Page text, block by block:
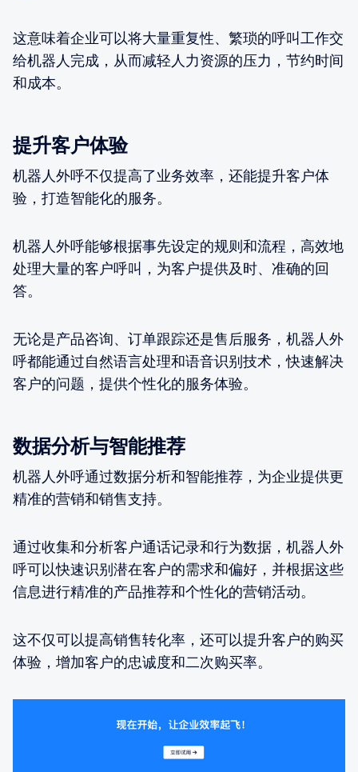
这意味着企业可以将大量重复性、繁琐的呼叫工作交
给机器人完成，从而减轻人力资源的压力，节约时间
和成本。
提升客户体验
机器人外呼不仅提高了业务效率，还能提升客户体
验，打造智能化的服务。
机器人外呼能够根据事先设定的规则和流程，高效地
处理大量的客户呼叫，为客户提供及时、准确的回
答。
无论是产品咨询、订单跟踪还是售后服务，机器人外
呼都能通过自然语言处理和语音识别技术，快速解决
客户的问题，提供个性化的服务体验。
数据分析与智能推荐
机器人外呼通过数据分析和智能推荐，为企业提供更
精准的营销和销售支持。
通过收集和分析客户通话记录和行为数据，机器人外
呼可以快速识别潜在客户的需求和偏好，并根据这些
信息进行精准的产品推荐和个性化的营销活动。
这不仅可以提高销售转化率，还可以提升客户的购买
体验，增加客户的忠诚度和二次购买率。